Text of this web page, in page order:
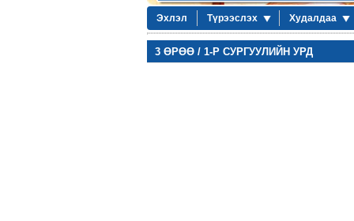
Эхлэл Түрээслэх Худалдаа
3 ӨРӨӨ / 1-Р СУРГУУЛИЙН УРД